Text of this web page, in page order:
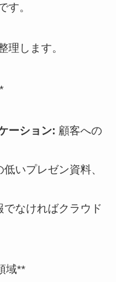
す。
理します。
ーション: 顧客への
いプレゼン資料、
でなければクラウド
域**